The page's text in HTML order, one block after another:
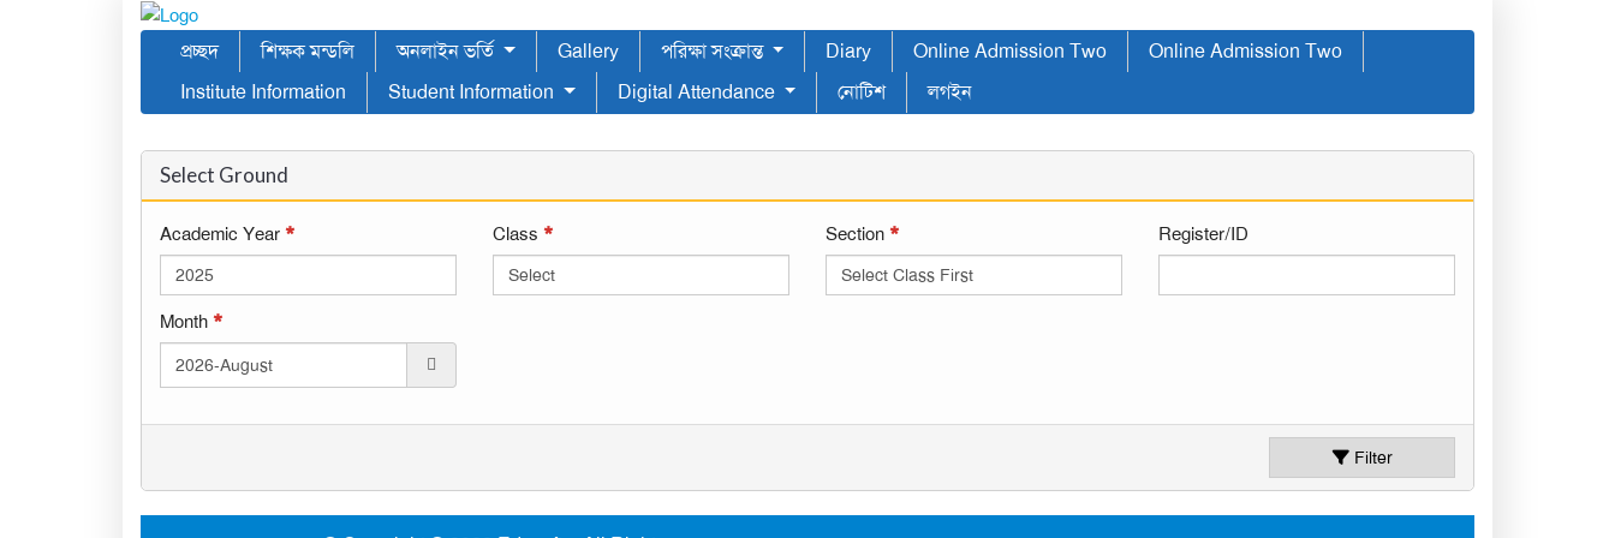
প্রচ্ছদ শিক্ষক মন্ডলি অনলাইন ভর্তি Gallery পরিক্ষা সংক্রান্ত Diary Online Admission Two
Online Admission Two
Institute Information
Student Information Digital Attendance নোটিশ লগইন
Select Ground
Academic Year * Class * Section * Register/ID
Month *
Filter